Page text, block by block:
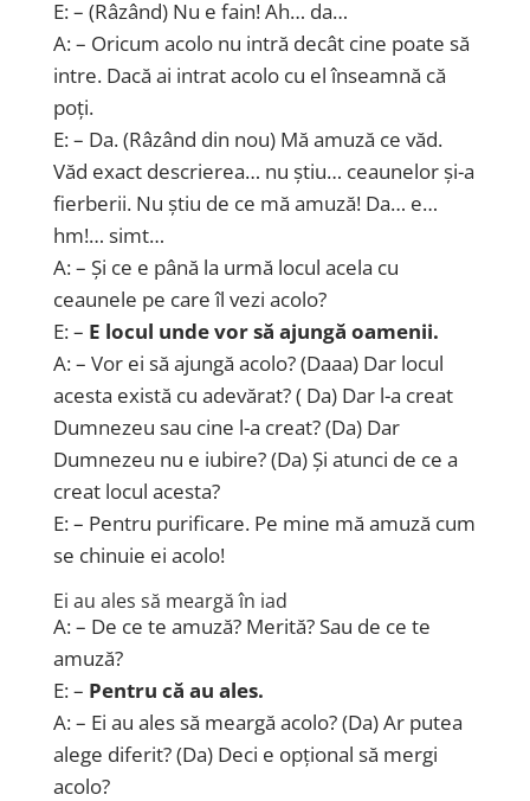
E: – (Râzând) Nu e fain! Ah… da…
A: – Oricum acolo nu intră decât cine poate să
intre. Dacă ai intrat acolo cu el înseamnă că
poți.
E: – Da. (Râzând din nou) Mă amuză ce văd.
Văd exact descrierea… nu știu… ceaunelor și-a
fierberii. Nu știu de ce mă amuză! Da… e…
hm!… simt…
A: – Și ce e până la urmă locul acela cu
ceaunele pe care îl vezi acolo?
E: – E locul unde vor să ajungă oamenii.
A: – Vor ei să ajungă acolo? (Daaa) Dar locul
acesta există cu adevărat? ( Da) Dar l-a creat
Dumnezeu sau cine l-a creat? (Da) Dar
Dumnezeu nu e iubire? (Da) Și atunci de ce a
creat locul acesta?
E: – Pentru purificare. Pe mine mă amuză cum
se chinuie ei acolo!
Ei au ales să meargă în iad
A: – De ce te amuză? Merită? Sau de ce te
amuză?
E: – Pentru că au ales.
A: – Ei au ales să meargă acolo? (Da) Ar putea
alege diferit? (Da) Deci e opțional să mergi
acolo?